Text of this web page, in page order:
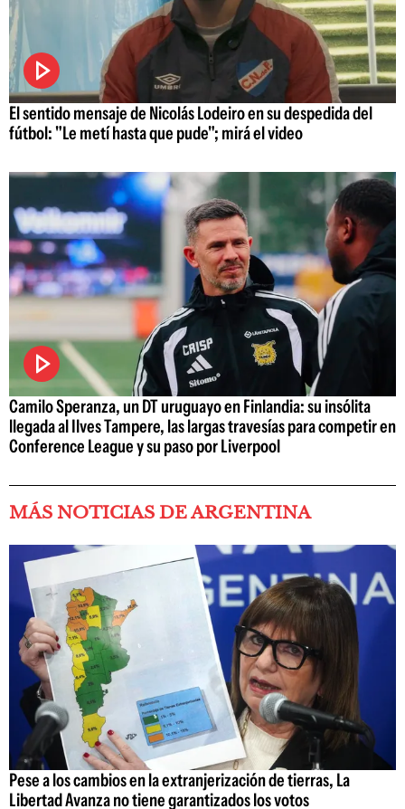
El sentido mensaje de Nicolás Lodeiro en su despedida del
fútbol: "Le metí hasta que pude"; mirá el video
Camilo Speranza, un DT uruguayo en Finlandia: su insólita
llegada al Ilves Tampere, las largas travesías para competir en
Conference League y su paso por Liverpool
MÁS NOTICIAS DE ARGENTINA
Pese a los cambios en la extranjerización de tierras, La
Libertad Avanza no tiene garantizados los votos